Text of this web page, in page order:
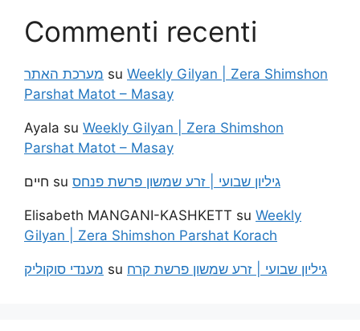
Commenti recenti
מערכת האתר su Weekly Gilyan | Zera Shimshon
Parshat Matot – Masay
Ayala su Weekly Gilyan | Zera Shimshon
Parshat Matot – Masay
חיים su גיליון שבועי | זרע שמשון פרשת פנחס
Elisabeth MANGANI-KASHKETT su Weekly
Gilyan | Zera Shimshon Parshat Korach
מענדי סוקוליק su גיליון שבועי | זרע שמשון פרשת קרח